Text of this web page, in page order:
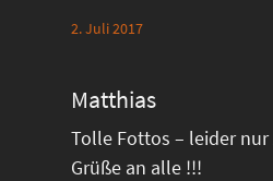
2. Juli 2017
Matthias
Tolle Fottos – leider nur
Grüße an alle !!!